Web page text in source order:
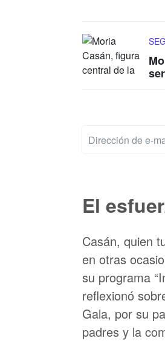
ser
El
Casán, quien
en otras
su programa
reflexionó
Gala, por su
padres y la